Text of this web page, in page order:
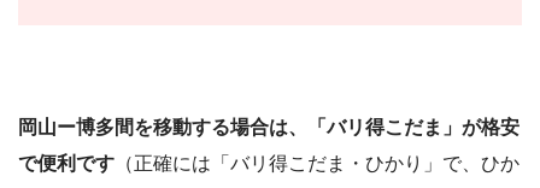
岡山ー博多間を移動する場合は、「バリ得こだま」が格安
で便利です （正確には「バリ得こだま・ひかり」で、ひか